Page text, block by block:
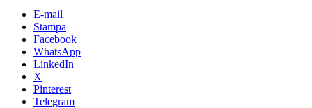
E-mail
Stampa
Facebook
WhatsApp
LinkedIn
X
Pinterest
Telegram